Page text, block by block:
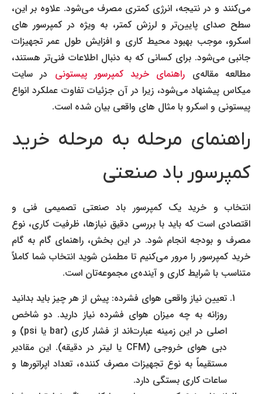
می‌کنند و در نتیجه، انرژی کمتری مصرف می‌شود. علاوه بر این،
سطح صدای پایین‌تر و لرزش کمتر، به ویژه در کمپرسور های
اسکرو، موجب بهبود محیط کاری و افزایش طول عمر تجهیزات
جانبی می‌شود. برای کسانی که به دنبال اطلاعات فنی‌تر هستند،
مطالعه مقاله‌ی راهنمای خرید کمپرسور پیستونی در سایت
میکاس پیشنهاد می‌شود، زیرا در آن جزئیات تفاوت عملکرد انواع
پیستونی و اسکرو با مثال های واقعی بیان شده است.
راهنمای مرحله به مرحله خرید
کمپرسور باد صنعتی
انتخاب و خرید یک کمپرسور باد صنعتی تصمیمی فنی و
اقتصادی است که باید با بررسی دقیق نیازها، ظرفیت کاری، نوع
مصرف و بودجه انجام شود. در این بخش، راهنمای گام به گام
خرید کمپرسور را مرور می‌کنیم تا مطمئن شوید انتخاب شما کاملاً
متناسب با شرایط کاری و آینده‌ی مجموعه‌تان است.
تعیین نیاز واقعی هوای فشرده: پیش از هر چیز باید بدانید
روزانه به چه میزان هوای فشرده نیاز دارید. دو شاخص
اصلی در این زمینه عبارت‌اند از فشار کاری (bar یا psi) و
دبی هوای خروجی (CFM یا لیتر در دقیقه). این مقادیر
مستقیماً به نوع تجهیزات مصرف کننده، تعداد اپراتورها و
ساعات کاری بستگی دارد.